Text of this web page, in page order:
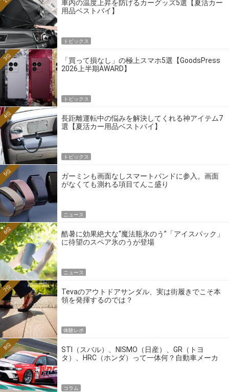
車内の温度上昇を防げるカーグッズ5選【夏活カー
用品ベストバイ】
トピックス
「買って損なし」の極上スマホ5選【GoodsPress
2026上半期AWARD】
3位
トピックス
長距離運転中の悩みを解決してくれる神アイテム7
選【夏活カー用品ベストバイ】
4位
トピックス
ガーミンも画面なしスマートバンドに参入。画面
がなくても測れる項目てんこ盛り
5位
ニュース
酷暑に効果絶大な“魔法瓶氷のう”「アイスパック」
に待望のスペア氷のうが登場
6位
ニュース
Tevaのアウトドアサンダル、実は街履きでこそ本
領を発揮するのでは？
7位
体験レポ
STI（スバル）、NISMO（日産）、GR（トヨ
タ）、HRC（ホンダ）って一体何？自動車メーカ
8位
コラム